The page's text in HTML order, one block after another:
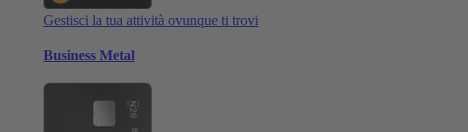
Gestisci la tua attività ovunque ti trovi
Business Metal